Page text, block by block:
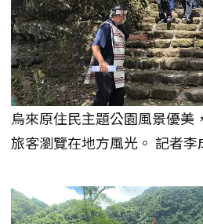
烏來原住民主題公園風景優美
旅客瀏覽在地方風光。 記者李